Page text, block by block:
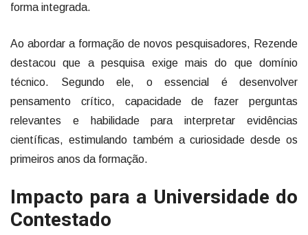
forma integrada.
Ao abordar a formação de novos pesquisadores, Rezende
destacou que a pesquisa exige mais do que domínio
técnico. Segundo ele, o essencial é desenvolver
pensamento crítico, capacidade de fazer perguntas
relevantes e habilidade para interpretar evidências
científicas, estimulando também a curiosidade desde os
primeiros anos da formação.
Impacto para a Universidade do
Contestado